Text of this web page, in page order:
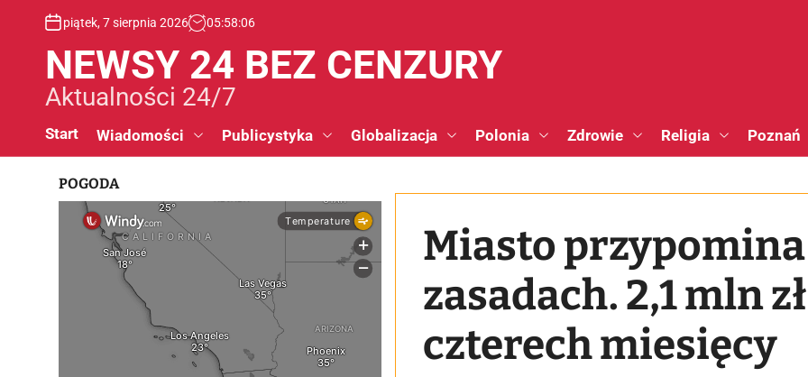
piątek, 7 sierpnia 2026 05:58:06
NEWSY 24 BEZ CENZURY
Aktualności 24/7
Start Wiadomości Publicystyka Globalizacja Polonia Zdrowie Religia Poznań
Miasto
zasadach. 2,1 mln
czterech miesięcy
POGODA